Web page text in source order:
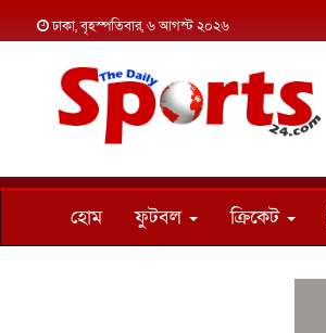
ঢাকা, বৃহস্পতিবার, ৬ আগস্ট ২০২৬
হোম ফুটবল ক্রিকেট